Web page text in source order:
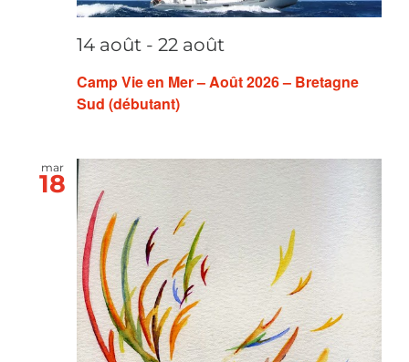
Camp Vie en Mer – Août 2026 – Bretagne
Sud (débutant)
14 août - 22 août
mar
18